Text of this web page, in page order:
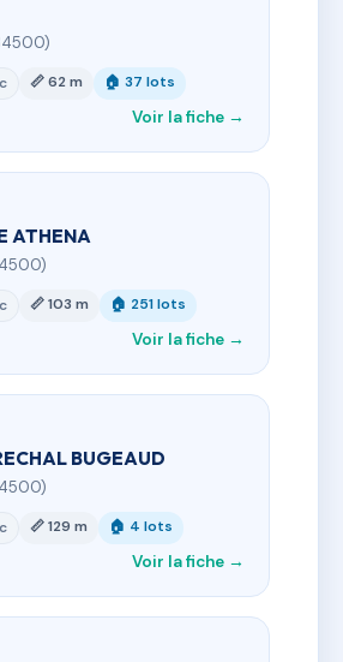
📏 62 m 🏠 37 lots
Voir la fiche →
ATHENA
📏 103 m 🏠 251 lots
Voir la fiche →
BUGEAUD
📏 129 m 🏠 4 lots
Voir la fiche →